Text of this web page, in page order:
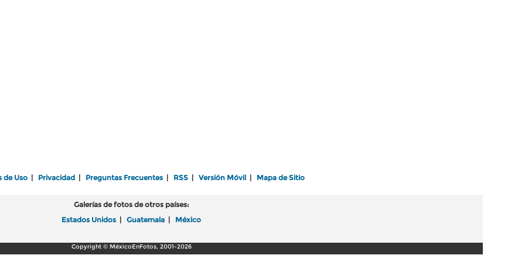
de Uso Privacidad Preguntas Frecuentes RSS Versión Móvil Mapa de Sitio
Galerías de fotos de otros países:
Estados Unidos
Guatemala México
Copyright © MéxicoEnFotos, 2001-2026